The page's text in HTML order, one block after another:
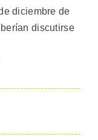
diciembre de
discutirse